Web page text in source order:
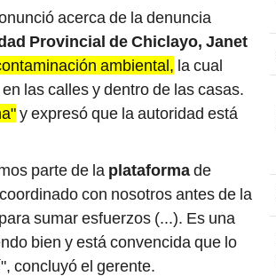
acerca de la denuncia
Provincial de Chiclayo, Janet
ambiental, la cual
las calles y dentro de las casas.
y expresó que la autoridad está
parte de la plataformade
con nosotros antes de la
sumar esfuerzos (...). Es una
bien y está convencida que lo
concluyó el gerente.